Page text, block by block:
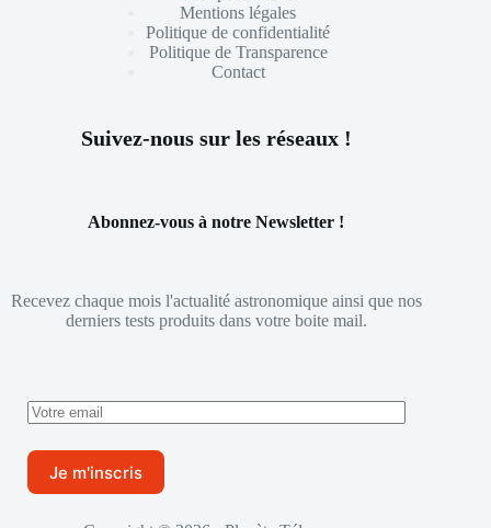
Mentions légales
Politique de confidentialité
Politique de Transparence
Contact
Suivez-nous sur les réseaux !
Abonnez-vous à notre Newsletter !
Recevez chaque mois l'actualité astronomique ainsi que nos
derniers tests produits dans votre boite mail.